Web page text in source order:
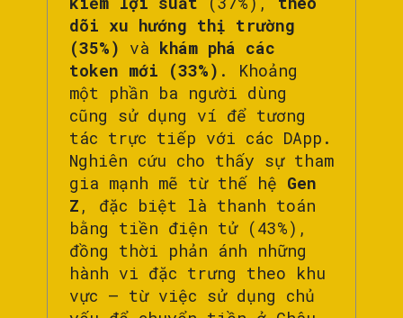
dõi xu hướng thị trường
(35%) và khám phá các
token mới (33%) . Khoảng
một phần ba người dùng
cũng sử dụng ví để tương
tác trực tiếp với các DApp.
Nghiên cứu cho thấy sự tham
gia mạnh mẽ từ thế hệ Gen
Z , đặc biệt là thanh toán
bằng tiền điện tử (43%),
đồng thời phản ánh những
hành vi đặc trưng theo khu
vực – từ việc sử dụng chủ